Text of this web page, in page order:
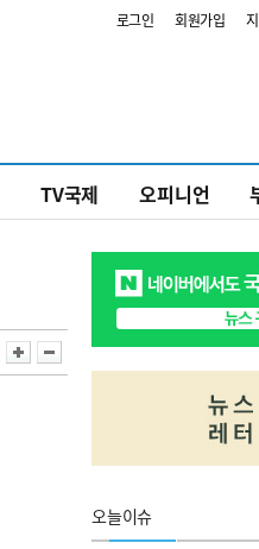
로그인 회원가입
TV국제 오피니언
오늘이슈